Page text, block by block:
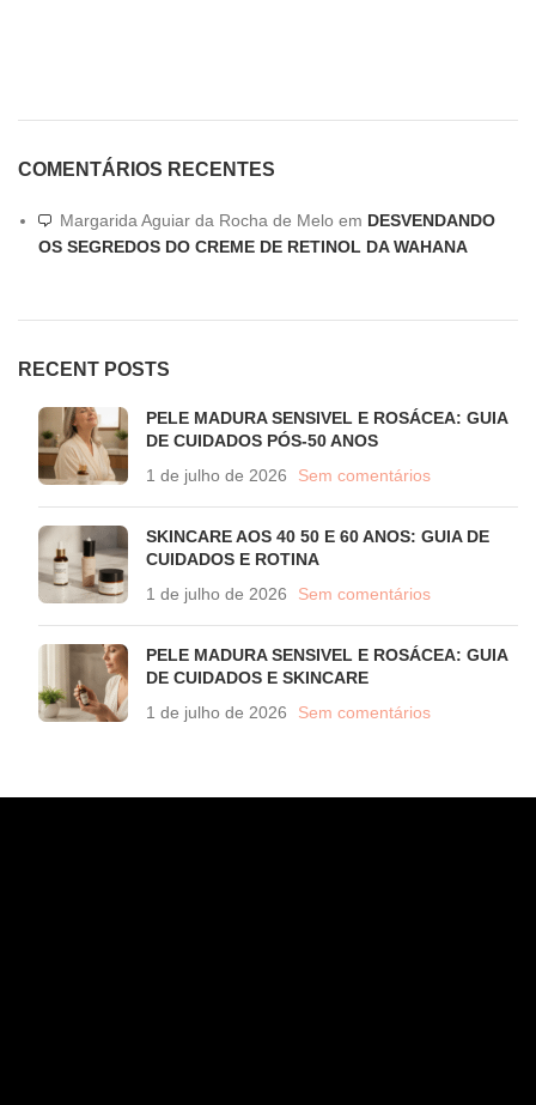
COMENTÁRIOS RECENTES
Margarida Aguiar da Rocha de Melo em DESVENDANDO
OS SEGREDOS DO CREME DE RETINOL DA WAHANA
RECENT POSTS
PELE MADURA SENSIVEL E ROSÁCEA: GUIA
DE CUIDADOS PÓS-50 ANOS
1 de julho de 2026
Sem comentários
SKINCARE AOS 40 50 E 60 ANOS: GUIA DE
CUIDADOS E ROTINA
1 de julho de 2026
Sem comentários
PELE MADURA SENSIVEL E ROSÁCEA: GUIA
DE CUIDADOS E SKINCARE
1 de julho de 2026
Sem comentários